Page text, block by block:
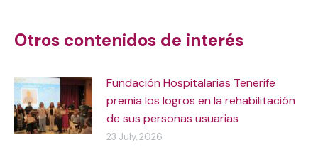
Otros contenidos de interés
Fundación Hospitalarias Tenerife
premia los logros en la rehabilitación
de sus personas usuarias
23 July, 2026